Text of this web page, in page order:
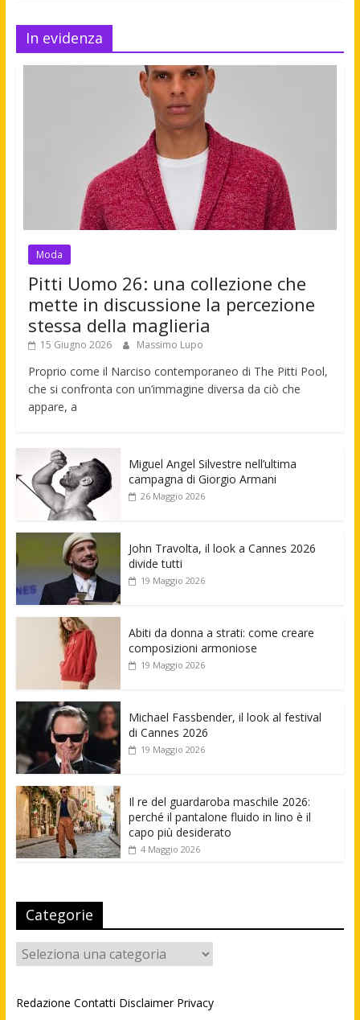
In evidenza
Moda
Pitti Uomo 26: una collezione che
mette in discussione la percezione
stessa della maglieria
15 Giugno 2026 Massimo Lupo
Proprio come il Narciso contemporaneo di The Pitti Pool,
che si confronta con un’immagine diversa da ciò che
appare, a
Miguel Angel Silvestre nell’ultima
campagna di Giorgio Armani
26 Maggio 2026
John Travolta, il look a Cannes 2026
divide tutti
19 Maggio 2026
Abiti da donna a strati: come creare
composizioni armoniose
19 Maggio 2026
Michael Fassbender, il look al festival
di Cannes 2026
19 Maggio 2026
Il re del guardaroba maschile 2026:
perché il pantalone fluido in lino è il
capo più desiderato
4 Maggio 2026
Categorie
Categorie
Redazione Contatti Disclaimer Privacy